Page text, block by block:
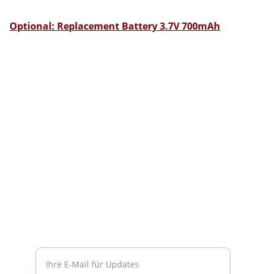
Optional: Replacement Battery 3.7V 700mAh